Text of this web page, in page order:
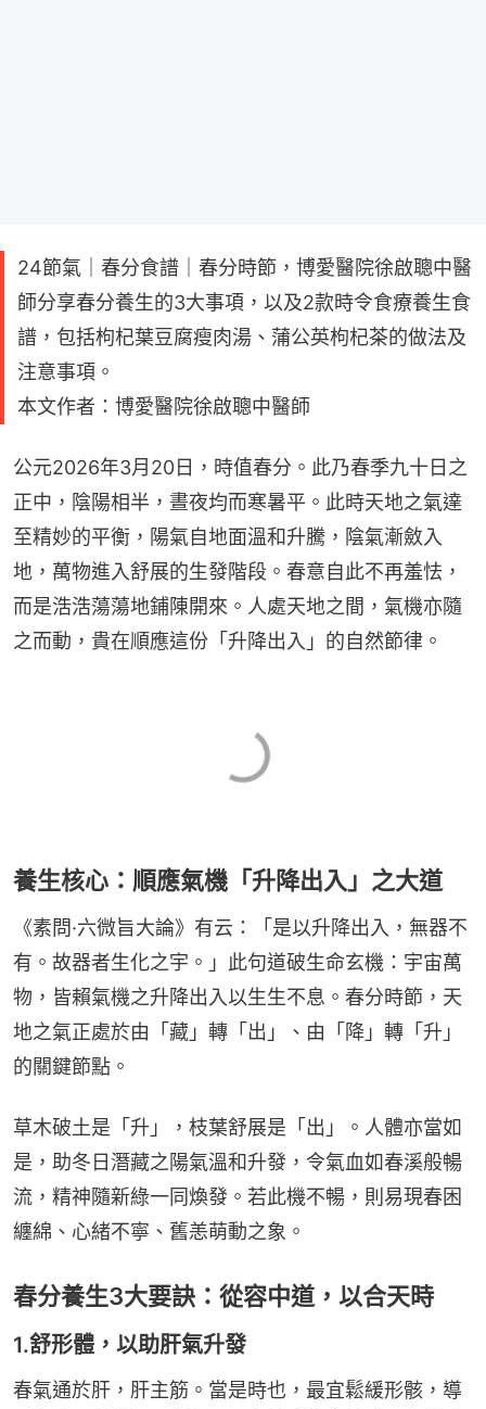
24節氣｜春分食譜｜春分時節，博愛醫院徐啟聰中醫
師分享春分養生的3大事項，以及2款時令食療養生食
譜，包括枸杞葉豆腐瘦肉湯、蒲公英枸杞茶的做法及
注意事項。
本文作者：博愛醫院徐啟聰中醫師
公元2026年3月20日，時值春分。此乃春季九十日之
正中，陰陽相半，晝夜均而寒暑平。此時天地之氣達
至精妙的平衡，陽氣自地面溫和升騰，陰氣漸斂入
地，萬物進入舒展的生發階段。春意自此不再羞怯，
而是浩浩蕩蕩地鋪陳開來。人處天地之間，氣機亦隨
之而動，貴在順應這份「升降出入」的自然節律。
養生核心：順應氣機「升降出入」之大道
《素問·六微旨大論》有云：「是以升降出入，無器不
有。故器者生化之宇。」此句道破生命玄機：宇宙萬
物，皆賴氣機之升降出入以生生不息。春分時節，天
地之氣正處於由「藏」轉「出」、由「降」轉「升」
的關鍵節點。
草木破土是「升」，枝葉舒展是「出」。人體亦當如
是，助冬日潛藏之陽氣溫和升發，令氣血如春溪般暢
流，精神隨新綠一同煥發。若此機不暢，則易現春困
纏綿、心緒不寧、舊恙萌動之象。
春分養生3大要訣：從容中道，以合天時
1.舒形體，以助肝氣升發
春氣通於肝，肝主筋。當是時也，最宜鬆緩形骸，導